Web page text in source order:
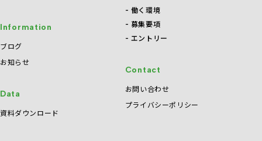
Information
ブログ
お知らせ
Data
資料ダウンロード
働く環境
募集要項
エントリー
Contact
お問い合わせ
プライバシーポリシー